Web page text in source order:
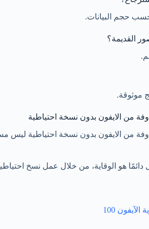
حجم البيانات.
القديمة؟
موثوقة.
من الايفون بدون نسخة احتياطية
من الايفون بدون نسخة احتياطية ليس
دائمًا هو الوقاية، من خلال عمل نسخ
100